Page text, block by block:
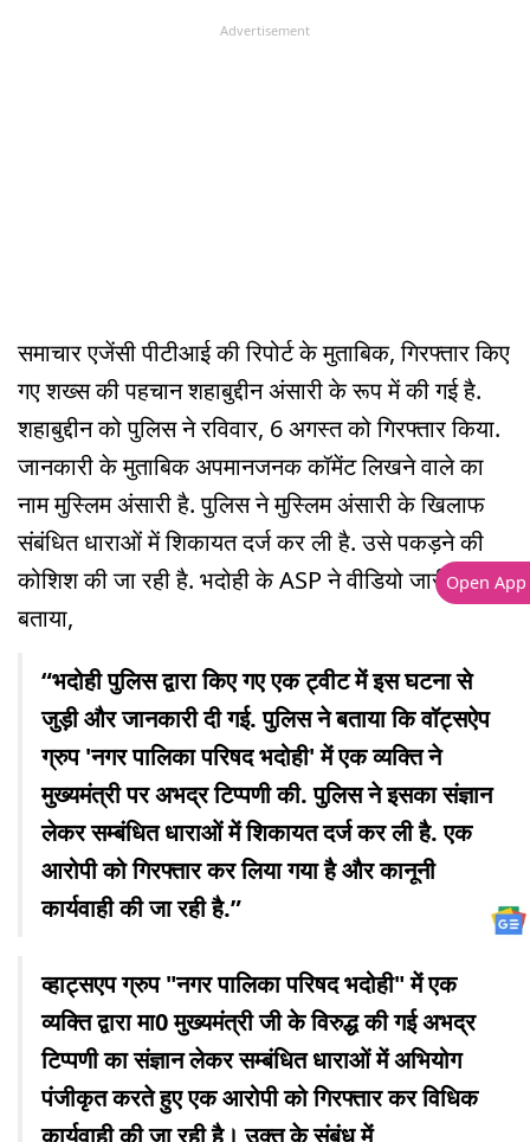
Advertisement
समाचार एजेंसी पीटीआई की रिपोर्ट के मुताबिक, गिरफ्तार किए
गए शख्स की पहचान शहाबुद्दीन अंसारी के रूप में की गई है.
शहाबुद्दीन को पुलिस ने रविवार, 6 अगस्त को गिरफ्तार किया.
जानकारी के मुताबिक अपमानजनक कॉमेंट लिखने वाले का
नाम मुस्लिम अंसारी है. पुलिस ने मुस्लिम अंसारी के खिलाफ
संबंधित धाराओं में शिकायत दर्ज कर ली है. उसे पकड़ने की
कोशिश की जा रही है. भदोही के ASP ने वीडियो जारी कर
बताया,
“भदोही पुलिस द्वारा किए गए एक ट्वीट में इस घटना से
जुड़ी और जानकारी दी गई. पुलिस ने बताया कि वॉट्सऐप
ग्रुप 'नगर पालिका परिषद भदोही' में एक व्यक्ति ने
मुख्यमंत्री पर अभद्र टिप्पणी की. पुलिस ने इसका संज्ञान
लेकर सम्बंधित धाराओं में शिकायत दर्ज कर ली है. एक
आरोपी को गिरफ्तार कर लिया गया है और कानूनी
कार्यवाही की जा रही है.”
व्हाट्सएप ग्रुप "नगर पालिका परिषद भदोही" में एक
व्यक्ति द्वारा मा0 मुख्यमंत्री जी के विरुद्ध की गई अभद्र
टिप्पणी का संज्ञान लेकर सम्बंधित धाराओं में अभियोग
पंजीकृत करते हुए एक आरोपी को गिरफ्तार कर विधिक
Open App